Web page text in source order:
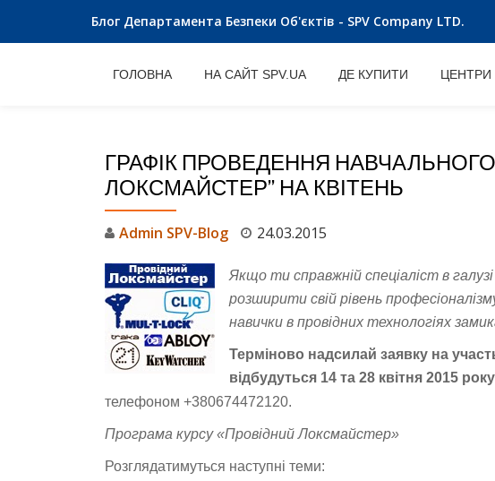
Skip
Блог Департамента Безпеки Об'єктів - SPV Company LTD.
ГОЛОВНА НА САЙТ SPV.UA ДЕ КУПИТИ ЦЕНТРИ
ГРАФІК ПРОВЕДЕННЯ
ЛОКСМАЙСТЕР” НА КВІТЕНЬ
Admin SPV-Blog 24.03.2015
Якщо ти справжній спеціаліст в
розширити свій рівень
навички в провідних технологіях
Терміново надсилай заявку на
відбудуться 14 та 28 квітня 2015 року
телефоном +380674472120.
Програма курсу «Провідний Локсмайстер»
Розглядатимуться наступні теми: